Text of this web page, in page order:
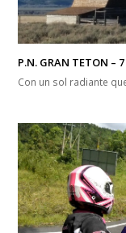
P.N. GRAN TETON –
Con un sol radiante